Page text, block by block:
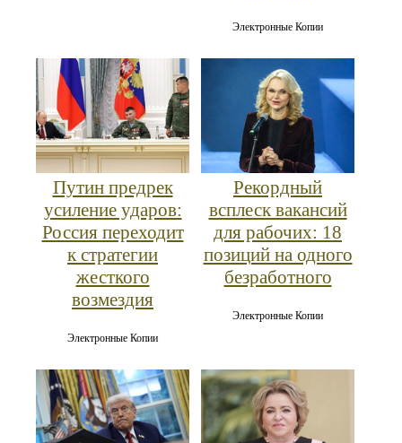
Электронные Копии
Путин предрек
усиление ударов:
Россия переходит
к стратегии
жесткого
возмездия
Электронные Копии
Рекордный
всплеск вакансий
для рабочих: 18
позиций на одного
безработного
Электронные Копии